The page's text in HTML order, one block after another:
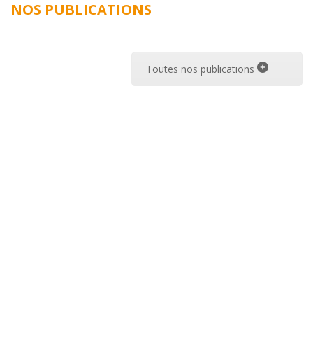
NOS PUBLICATIONS
Toutes nos publications